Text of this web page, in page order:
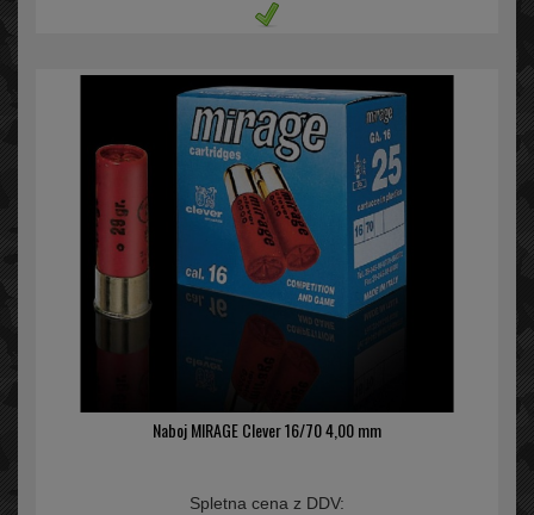
Naboj MIRAGE Clever 16/70 4,00 mm
Spletna cena z DDV: